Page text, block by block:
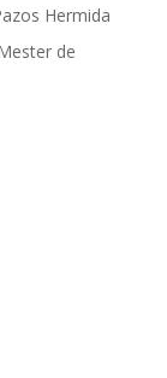
Hermida
de